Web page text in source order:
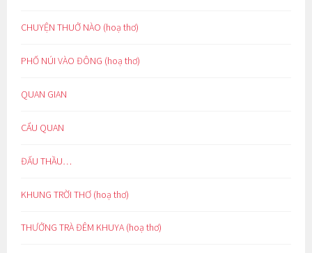
CHUYỆN THUỞ NÀO (hoạ thơ)
PHỐ NÚI VÀO ĐÔNG (hoạ thơ)
QUAN GIAN
CẨU QUAN
ĐẤU THẦU…
KHUNG TRỜI THƠ (hoạ thơ)
THƯỞNG TRÀ ĐÊM KHUYA (hoạ thơ)